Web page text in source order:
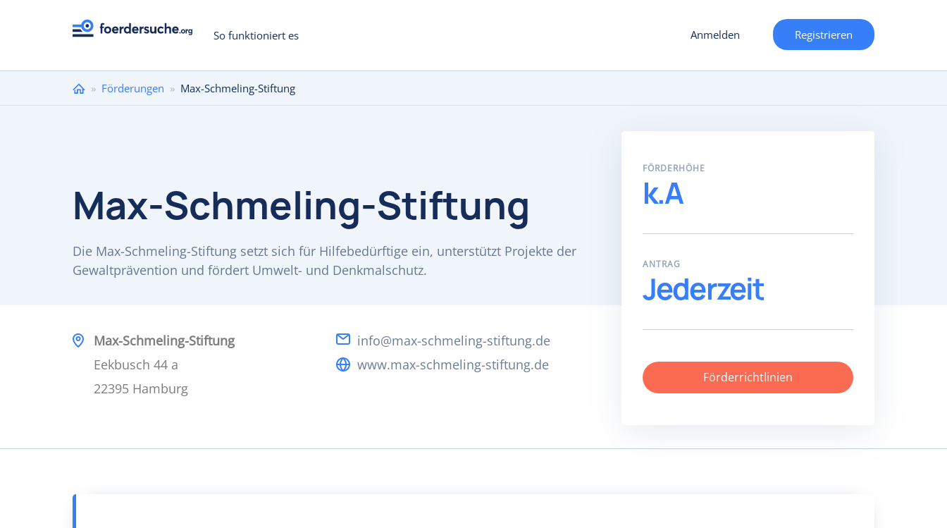
So funktioniert es Anmelden Registrieren
Sie
» Förderungen » Max-Schmeling-Stiftung
Max-Schmeling-Stiftung
Die Max-Schmeling-Stiftung setzt sich für Hilfebedürftige ein, unterstützt Projekte der
Gewaltprävention und fördert Umwelt- und Denkmalschutz.
Max-Schmeling-Stiftung
Eekbusch 44 a
22395 Hamburg
info@max-schmeling-stiftung.de
www.max-schmeling-stiftung.de
FÖRDERHÖHE
k.A
ANTRAG
Jederzeit
Förderrichtlinien